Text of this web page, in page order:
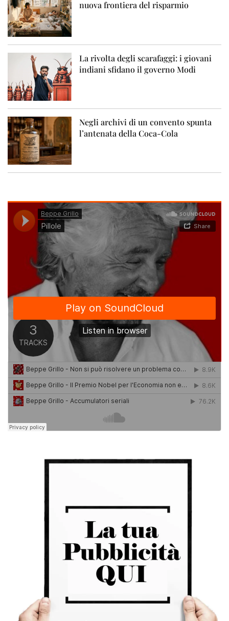
nuova frontiera del risparmio
La rivolta degli scarafaggi: i giovani
indiani sfidano il governo Modi
Negli archivi di un convento spunta
l’antenata della Coca-Cola